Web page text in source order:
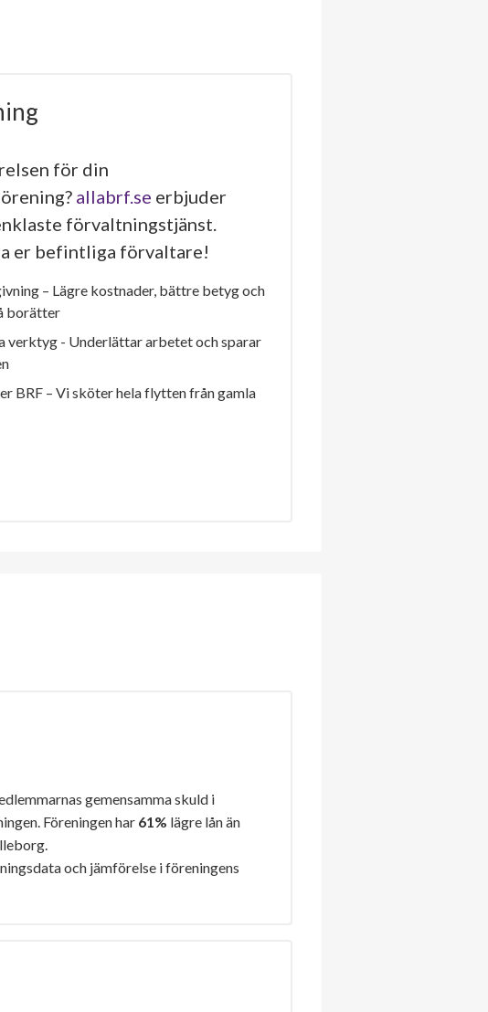
för din
allabrf.se erbjuder
förvaltningstjänst.
er befintliga förvaltare!
– Lägre kostnader, bättre betyg och
borätter
verktyg - Underlättar arbetet och sparar
BRF – Vi sköter hela flytten från gamla
gemensamma skuld i
Föreningen har 61% lägre lån än
och jämförelse i föreningens